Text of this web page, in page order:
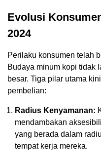
Evolusi
2024
Perilaku konsumen telah
Budaya minum kopi tidak
besar. Tiga pilar utama
pembelian:
Radius Kenyamanan:
mendambakan
yang berada dalam
tempat kerja mereka.